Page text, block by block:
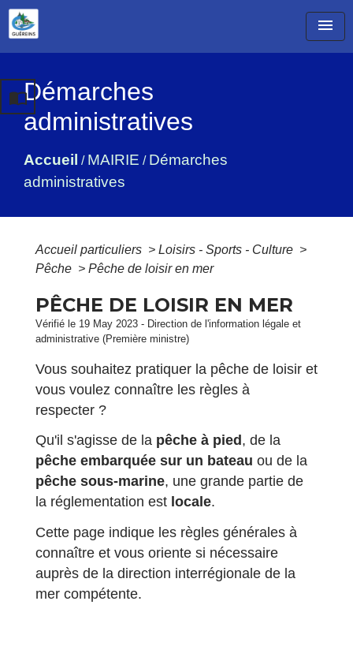
menu
Démarches
administratives
Accueil / MAIRIE / Démarches
administratives
import_contacts
Accueil particuliers > Loisirs - Sports - Culture >
Pêche > Pêche de loisir en mer
PÊCHE DE LOISIR EN MER
Vérifié le 19 May 2023 - Direction de l'information légale et
administrative (Première ministre)
Vous souhaitez pratiquer la pêche de loisir et
vous voulez connaître les règles à
respecter ?
Qu'il s'agisse de la pêche à pied , de la
pêche embarquée sur un bateau ou de la
pêche sous-marine, une grande partie de
la réglementation est locale.
Cette page indique les règles générales à
connaître et vous oriente si nécessaire
auprès de la direction interrégionale de la
mer compétente.